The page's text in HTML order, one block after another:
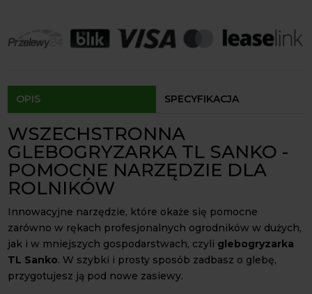
Agrol transport: 200 zł
Agrol transport gabaryty: ustalane indywidualnie
Dostępność form dostawy i ceny uzależniona od produktu.
OPIS SPECYFIKACJA
WSZECHSTRONNA
GLEBOGRYZARKA TL SANKO -
POMOCNE NARZĘDZIE DLA
ROLNIKÓW
Innowacyjne narzędzie, które okaże się pomocne
zarówno w rękach profesjonalnych ogrodników w dużych,
jak i w mniejszych gospodarstwach, czyli glebogryzarka
TL Sanko. W szybki i prosty sposób zadbasz o glebę,
przygotujesz ją pod nowe zasiewy.